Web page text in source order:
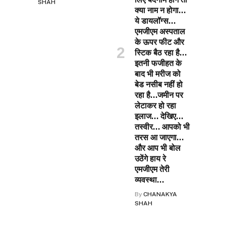
SHAH
क्या नाम न होगा…
ये डायलॉग्स…
एमजीएम अस्पताल
के ऊपर फीट और
स्टिक बैठ रहा है…
इतनी फजीहत के
बाद भी मरीज को
बेड नसीब नहीं हो
रहा है…जमीन पर
लेटाकर हो रहा
इलाज… देखिए…
तस्वीर… आपको भी
तरस आ जाएगा…
और आप भी बोल
उठेंगे हाय रे
एमजीएम तेरी
व्यवस्था…
By CHANAKYA
SHAH